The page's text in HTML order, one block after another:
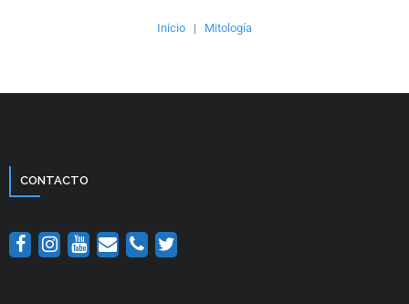
Inicio | Mitología
CONTACTO